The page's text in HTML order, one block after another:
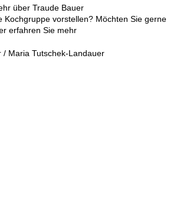
über Traude Bauer
Kochgruppe vorstellen? Möchten Sie gerne
erfahren Sie mehr
/ Maria Tutschek-Landauer